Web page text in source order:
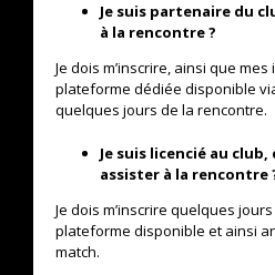
Je suis partenaire du
à la rencontre ?
Je dois m’inscrire, ainsi que
plateforme dédiée disponible
quelques jours de la rencontre.
Je suis licencié au
assister à la rencontre
Je dois m’inscrire quelques
plateforme disponible et ainsi
match.